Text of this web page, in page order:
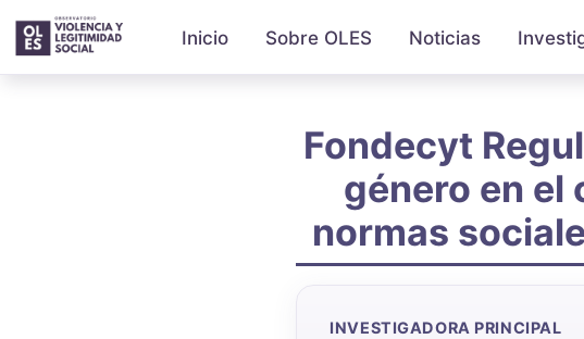
Inicio Sobre OLES Noticias
Fondecyt
género en el
normas
INVESTIGADORA PRINCIPAL